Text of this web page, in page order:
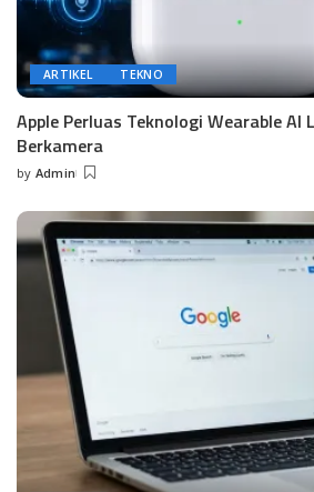
ARTIKEL TEKNO
Apple Perluas Teknologi Wearable AI
Berkamera
Posted
by Admin